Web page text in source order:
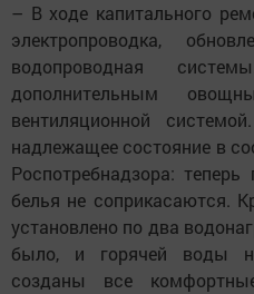
– В ходе капитального
электропроводка,
водопроводная
дополнительным
вентиляционной
надлежащее состояние в
Рос­потребнадзора: теперь
белья не соприкасаются.
установлено по два
было, и горячей воды
созданы все